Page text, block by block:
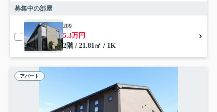
募集中の部屋
209
5.3万円
2階 / 21.81㎡ / 1K
アパート